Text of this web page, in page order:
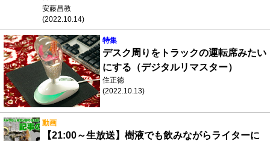
安藤昌教
(2022.10.14)
特集
デスク周りをトラックの運転席みたい
にする（デジタルリマスター）
住正徳
(2022.10.13)
動画
【21:00～生放送】樹液でも飲みながらライターに